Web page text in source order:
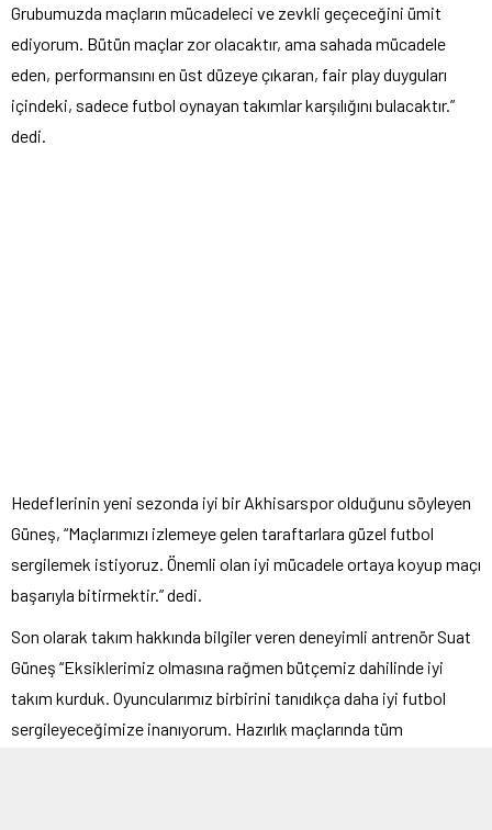
Grubumuzda maçların mücadeleci ve zevkli geçeceğini ümit
ediyorum. Bütün maçlar zor olacaktır, ama sahada mücadele
eden, performansını en üst düzeye çıkaran, fair play duyguları
içindeki, sadece futbol oynayan takımlar karşılığını bulacaktır.”
dedi.
Hedeflerinin yeni sezonda iyi bir Akhisarspor olduğunu söyleyen
Güneş, “Maçlarımızı izlemeye gelen taraftarlara güzel futbol
sergilemek istiyoruz. Önemli olan iyi mücadele ortaya koyup maçı
başarıyla bitirmektir.” dedi.
Son olarak takım hakkında bilgiler veren deneyimli antrenör Suat
Güneş “Eksiklerimiz olmasına rağmen bütçemiz dahilinde iyi
takım kurduk. Oyuncularımız birbirini tanıdıkça daha iyi futbol
sergileyeceğimize inanıyorum. Hazırlık maçlarında tüm